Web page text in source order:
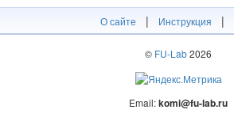
О сайте | Инструкция |
© FU-Lab2026
Email:komi@fu-lab.ru